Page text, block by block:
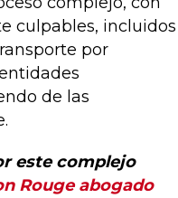
culpables, incluidos
por
de las
este complejo
Rouge abogado